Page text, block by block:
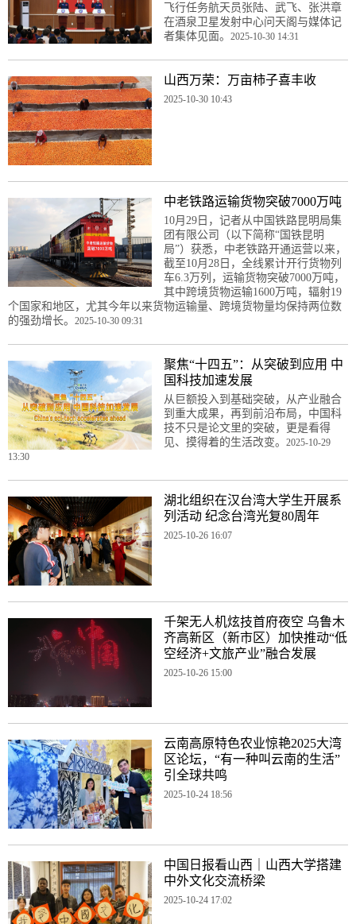
飞行任务航天员张陆、武飞、张洪章
在酒泉卫星发射中心问天阁与媒体记
者集体见面。 2025-10-30 14:31
山西万荣：万亩柿子喜丰收
2025-10-30 10:43
中老铁路运输货物突破7000万吨
10月29日，记者从中国铁路昆明局集
团有限公司（以下简称“国铁昆明
局”）获悉，中老铁路开通运营以来，
截至10月28日，全线累计开行货物列
车6.3万列，运输货物突破7000万吨，
其中跨境货物运输1600万吨，辐射19
个国家和地区，尤其今年以来货物运输量、跨境货物量均保持两位数
的强劲增长。 2025-10-30 09:31
聚焦“十四五”：从突破到应用 中
国科技加速发展
从巨额投入到基础突破，从产业融合
到重大成果，再到前沿布局，中国科
技不只是论文里的突破，更是看得
见、摸得着的生活改变。 2025-10-29
13:30
湖北组织在汉台湾大学生开展系
列活动 纪念台湾光复80周年
2025-10-26 16:07
千架无人机炫技首府夜空 乌鲁木
齐高新区（新市区）加快推动“低
空经济+文旅产业”融合发展
2025-10-26 15:00
云南高原特色农业惊艳2025大湾
区论坛，“有一种叫云南的生活”
引全球共鸣
2025-10-24 18:56
中国日报看山西｜山西大学搭建
中外文化交流桥梁
2025-10-24 17:02